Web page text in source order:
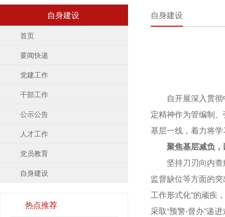
自身建设
首页
要闻快递
党建工作
干部工作
公示公告
人才工作
党员教育
自身建设
热点推荐
自身建设
自开展深入贯彻
定精神作为管编制
基层一线，着力将
聚焦基层减负
坚持刀刃向内查
监督缺位等方面的
工作形式化”的顽疾
采取“预警-督办”递